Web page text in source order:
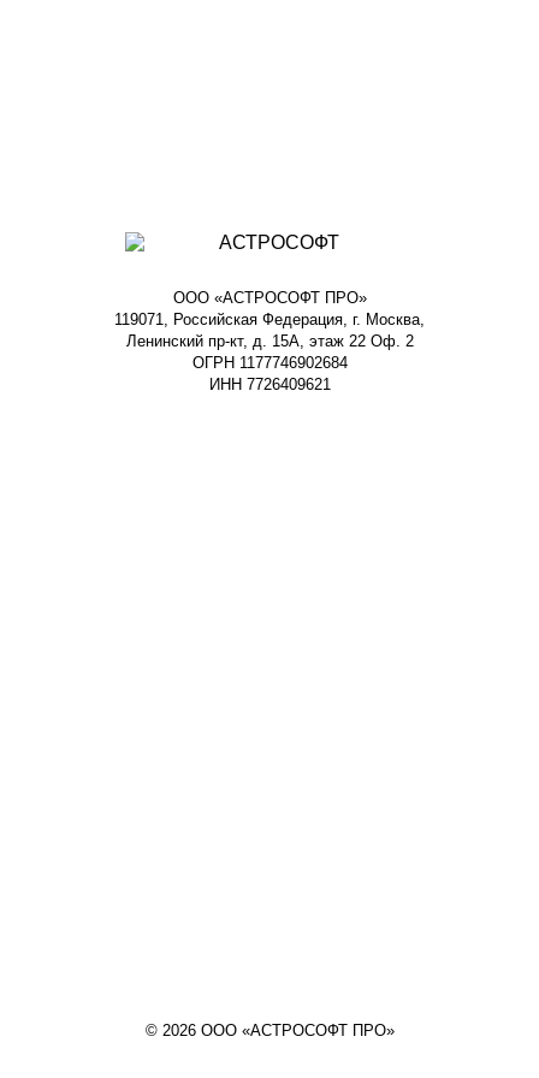
ООО «АСТРОСОФТ ПРО»
119071, Российская Федерация, г. Москва,
Ленинский пр-кт, д. 15А, этаж 22 Оф. 2
ОГРН 1177746902684
ИНН 7726409621
© 2026 ООО «АСТРОСОФТ ПРО»